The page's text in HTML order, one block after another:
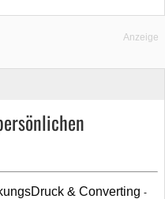
Anzeige
& Converting